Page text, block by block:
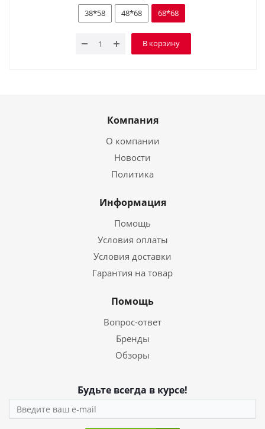
38*58 48*68 68*68
В корзину
Компания
О компании
Новости
Политика
Информация
Помощь
Условия оплаты
Условия доставки
Гарантия на товар
Помощь
Вопрос-ответ
Бренды
Обзоры
Будьте всегда в курсе!